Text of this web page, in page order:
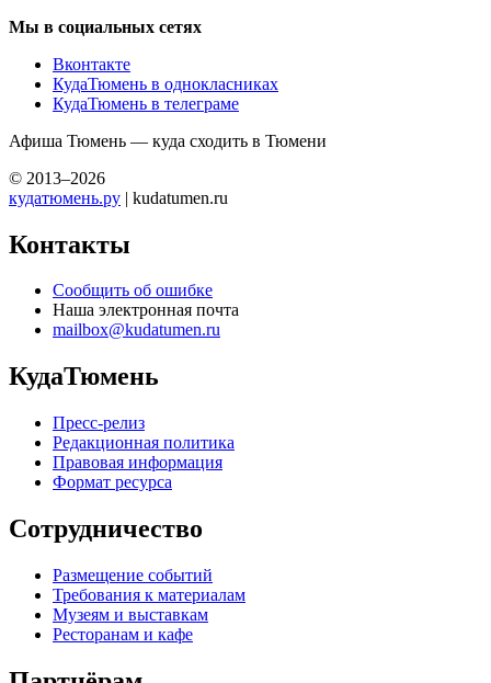
Мы в социальных сетях
Вконтакте
КудаТюмень в однокласниках
КудаТюмень в телеграме
Афиша Тюмень — куда сходить в Тюмени
© 2013–2026
кудатюмень.ру | kudatumen.ru
Контакты
Сообщить об ошибке
Наша электронная почта
mailbox@kudatumen.ru
КудаТюмень
Пресс-релиз
Редакционная политика
Правовая информация
Формат ресурса
Сотрудничество
Размещение событий
Требования к материалам
Музеям и выставкам
Ресторанам и кафе